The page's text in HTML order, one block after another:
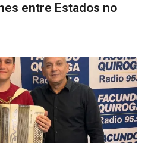
entre Estados no